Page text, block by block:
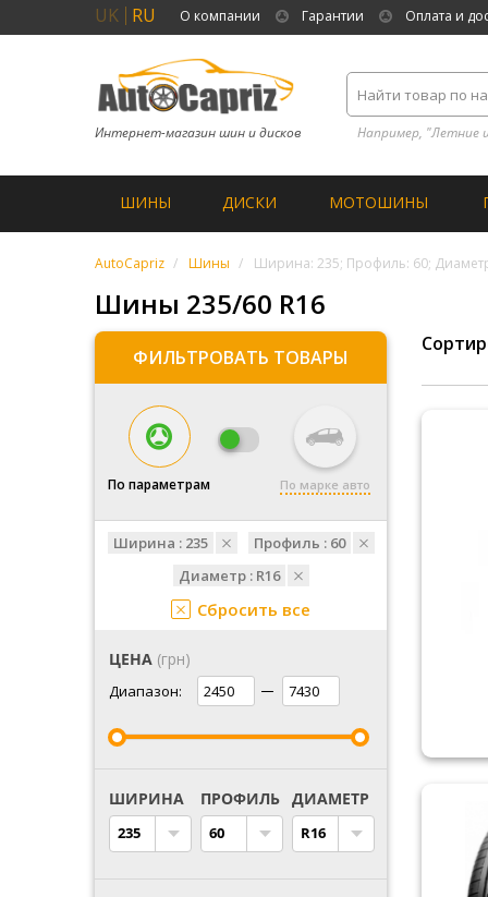
UK RU О компании Гарантии Оплата и
Интернет-магазин шин и дисков Например, "Летние
ШИНЫ ДИСКИ МОТОШИНЫ
AutoCapriz Шины Ширина: 235; Профиль: 60;
Шины 235/60 R16
ФИЛЬТРОВАТЬ ТОВАРЫ
По параметрам По марке авто
Ширина : 235 Профиль : 60
Диаметр : R16
Сбросить все
ЦЕНА (грн)
Диапазон:
ШИРИНА
235
ПРОФИЛЬ
60
ДИАМЕТР
R16